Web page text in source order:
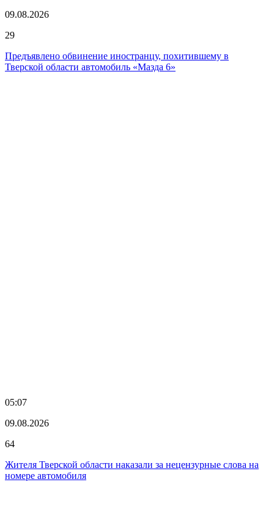
09.08.2026
29
Предъявлено обвинение иностранцу, похитившему в
Тверской области автомобиль «Мазда 6»
05:07
09.08.2026
64
Жителя Тверской области наказали за нецензурные слова на
номере автомобиля